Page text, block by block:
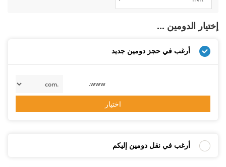
إختيار الدومين ...
أرغب في حجز دومين جديد
www.
اختيار
أرغب في نقل دومين إليكم